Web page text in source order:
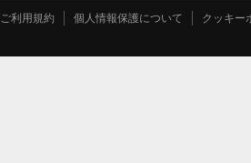
ご利用規約 個人情報保護について クッキー